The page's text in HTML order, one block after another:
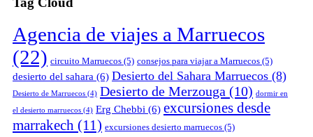
Agencia de viajes a Marruecos
(22) circuito Marruecos (5) consejos para viajar a Marruecos (5)
desierto del sahara (6) Desierto del Sahara Marruecos (8)
Desierto de Marruecos (4) Desierto de Merzouga (10) dormir en
el desierto marruecos (4) Erg Chebbi (6) excursiones desde
marrakech (11) excursiones desierto marruecos (5)